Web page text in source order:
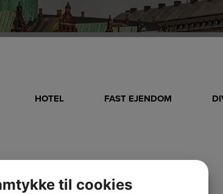
HOTEL FAST EJENDOM
til cookies